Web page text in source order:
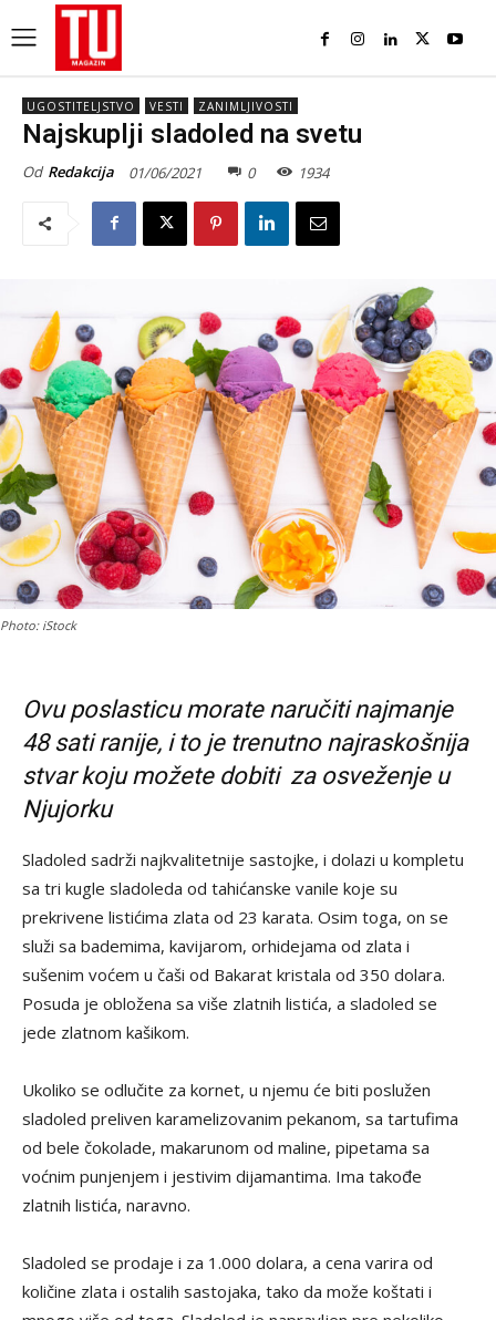
UGOSTITELJSTVO VESTI ZANIMLJIVOSTI
Najskuplji sladoled na svetu
Od Redakcija 01/06/2021 0 1934
Photo: iStock
Ovu poslasticu morate naručiti najmanje
48 sati ranije, i to je trenutno najraskošnija
stvar koju možete dobiti za osveženje u
Njujorku
Sladoled sadrži najkvalitetnije sastojke, i dolazi u kompletu
sa tri kugle sladoleda od tahićanske vanile koje su
prekrivene listićima zlata od 23 karata. Osim toga, on se
služi sa bademima, kavijarom, orhidejama od zlata i
sušenim voćem u čaši od Bakarat kristala od 350 dolara.
Posuda je obložena sa više zlatnih listića, a sladoled se
jede zlatnom kašikom.
Ukoliko se odlučite za kornet, u njemu će biti poslužen
sladoled preliven karamelizovanim pekanom, sa tartufima
od bele čokolade, makarunom od maline, pipetama sa
voćnim punjenjem i jestivim dijamantima. Ima takođe
zlatnih listića, naravno.
Sladoled se prodaje i za 1.000 dolara, a cena varira od
količine zlata i ostalih sastojaka, tako da može koštati i